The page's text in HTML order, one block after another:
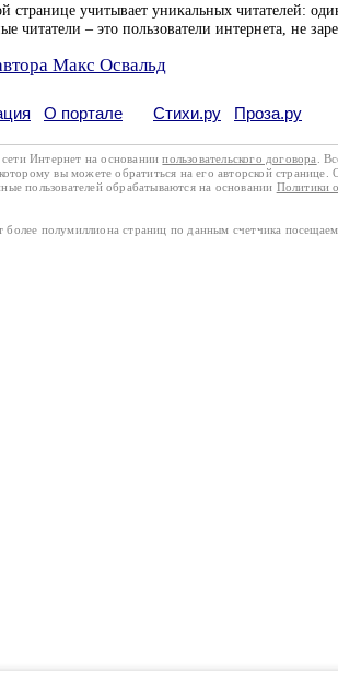
учитывает уникальных читателей:
читатели – это пользователи интернета, не
Макс Освальд
О портале Стихи.ру Проза.ру
Интернет на основаниипользовательского договора
.
вы можете обратиться на его авторской странице.
пользователей обрабатываются на основании Политики
полумиллиона страниц по данным счетчика